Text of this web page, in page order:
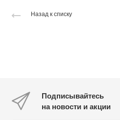
Назад к списку
Подписывайтесь
на новости и акции